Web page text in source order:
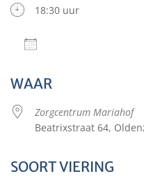
18:30 uur
WAAR
Zorgcentrum Mariahof
Beatrixstraat 64,
SOORT VIERING